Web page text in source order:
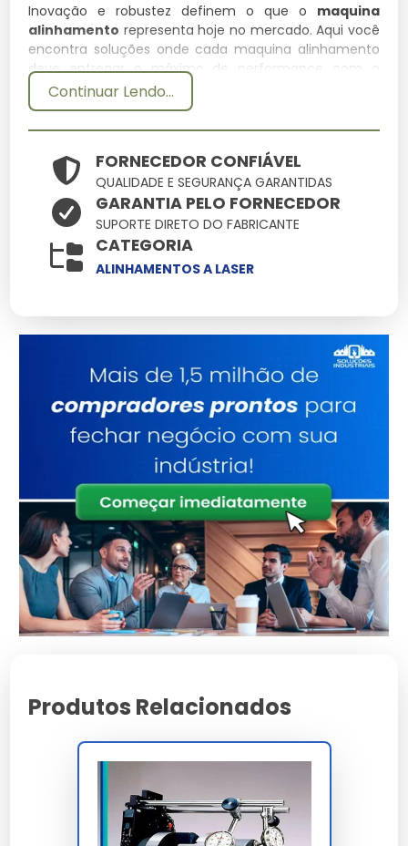
Inovação e robustez definem o que o maquina
alinhamento representa hoje no mercado. Aqui você
encontra soluções onde cada maquina alinhamento
deve entregar o máximo de performance com o
mínimo de manutenção, otimizando seu tempo e
recursos.
Especificações Técnicas
Atributo Detalhes
Tecnologia
Engenharia de ponta
Ergonomia pensada
na facilidade
operacional
Suporte
Consultoria
Especializada
Características e Benefícios
Qualidade validada pelos maiores especialistas do
setor.
Desenvolvido com foco total na sustentabilidade
ambiental.
Alta adaptabilidade a diferentes exigências e normas
técnicas.
Suporte comercial direto para demandas em escala
industrial.
Preço e Orçamento
A definição de valores paramaquina alinhamento
sua necessidade. Trabalhamos com propostas
personalizadas para garantir o melhor custo-benefício
em cada projeto.
Continuar Lendo...
FORNECEDOR CONFIÁVEL
QUALIDADE E SEGURANÇA GARANTIDAS
GARANTIA PELO FORNECEDOR
SUPORTE DIRETO DO FABRICANTE
CATEGORIA
ALINHAMENTOS A LASER
Produtos Relacionados